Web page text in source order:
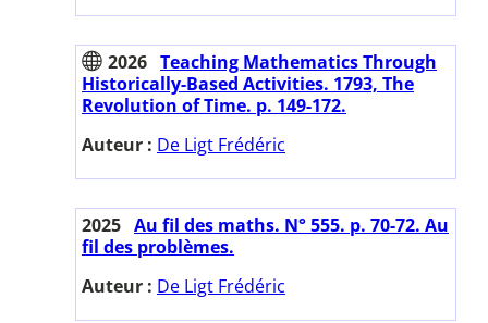
2026 Teaching Mathematics Through
Historically-Based Activities. 1793, The
Revolution of Time. p. 149-172.
Auteur : De Ligt Frédéric
2025 Au fil des maths. N° 555. p. 70-72. Au
fil des problèmes.
Auteur : De Ligt Frédéric